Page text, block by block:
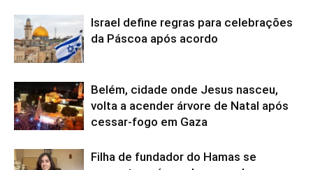
Israel define regras para celebrações
da Páscoa após acordo
Belém, cidade onde Jesus nasceu,
volta a acender árvore de Natal após
cessar-fogo em Gaza
Filha de fundador do Hamas se